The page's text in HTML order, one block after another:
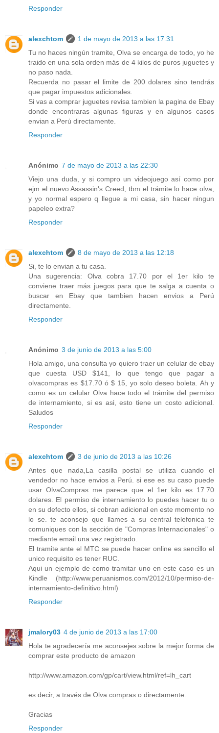
Responder
alexchtom
1 de mayo de 2013 a las 17:31
Tu no haces ningún tramite, Olva se encarga de todo, yo he
traido en una sola orden más de 4 kilos de puros juguetes y
no paso nada.
Recuerda no pasar el limite de 200 dolares sino tendrás
que pagar impuestos adicionales.
Si vas a comprar juguetes revisa tambien la pagina de Ebay
donde encontraras algunas figuras y en algunos casos
envian a Perú directamente.
Responder
Anónimo 7 de mayo de 2013 a las 22:30
Viejo una duda, y si compro un videojuego así como por
ejm el nuevo Assassin's Creed, tbm el trámite lo hace olva,
y yo normal espero q llegue a mi casa, sin hacer ningun
papeleo extra?
Responder
alexchtom
8 de mayo de 2013 a las 12:18
Si, te lo envian a tu casa.
Una sugerencia: Olva cobra 17.70 por el 1er kilo te
conviene traer más juegos para que te salga a cuenta o
buscar en Ebay que tambien hacen envios a Perú
directamente.
Responder
Anónimo 3 de junio de 2013 a las 5:00
Hola amigo, una consulta yo quiero traer un celular de ebay
que cuesta USD $141, lo que tengo que pagar a
olvacompras es $17.70 ó $ 15, yo solo deseo boleta. Ah y
como es un celular Olva hace todo el trámite del permiso
de internamiento, si es asi, esto tiene un costo adicional.
Saludos
Responder
alexchtom
3 de junio de 2013 a las 10:26
Antes que nada,La casilla postal se utiliza cuando el
vendedor no hace envios a Perú. si ese es su caso puede
usar OlvaCompras me parece que el 1er kilo es 17.70
dolares. El permiso de internamiento lo puedes hacer tu o
en su defecto ellos, si cobran adicional en este momento no
lo se. te aconsejo que llames a su central telefonica te
comuniques con la sección de "Compras Internacionales" o
mediante email una vez registrado.
El tramite ante el MTC se puede hacer online es sencillo el
unico requisito es tener RUC.
Aqui un ejemplo de como tramitar uno en este caso es un
Kindle (http://www.peruanismos.com/2012/10/permiso-de-
internamiento-definitivo.html)
Responder
jmalory03 4 de junio de 2013 a las 17:00
Hola te agradecería me aconsejes sobre la mejor forma de
comprar este producto de amazon
http://www.amazon.com/gp/cart/view.html/ref=lh_cart
es decir, a través de Olva compras o directamente.
Gracias
Responder